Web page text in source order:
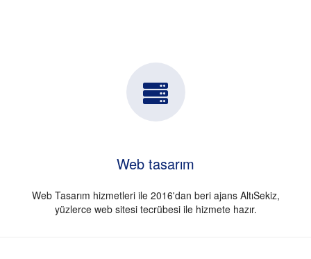
Web tasarım
Web Tasarım hizmetleri ile 2016'dan beri ajans AltıSekiz,
yüzlerce web sitesi tecrübesi ile hizmete hazır.